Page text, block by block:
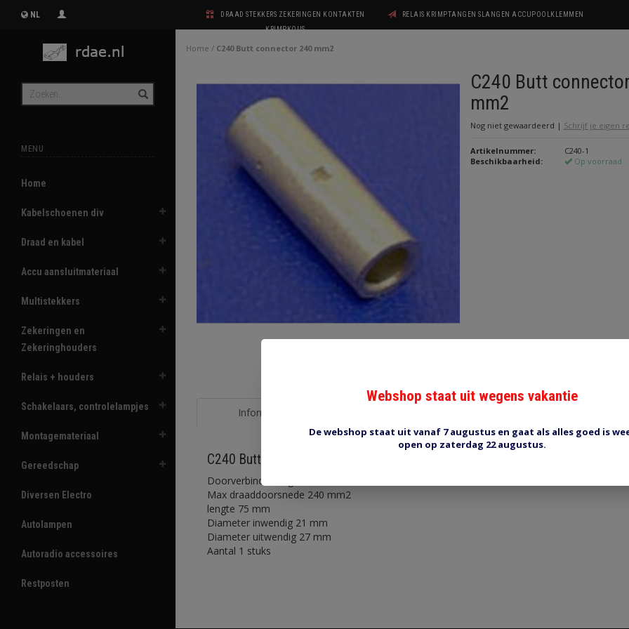
NL
DRAAD STEKKERS ZEKERINGEN KONTAKTEN
KRIMPKOUS
RELAIS KRIMPTANGEN SLANGEN ACCUPOOLKLEMMEN
MENU
Home
Kabelschoenen div
Draad en kabel
Accu aansluitmateriaal
Multistekkers
Zekeringen en
Zekeringhouders
Relais + houders
Schakelaars, controlelampjes
Montagemateriaal
Gereedschap
Diversen Electro
Autolampen
Autoradio accessoires
Restposten
Home / C240 Butt connector 240 mm2
C240 Butt
mm2
Nog niet gewaardeerd | Schrijf je eigen
Artikelnummer:
C240-1
Beschikbaarheid:
Op voorraad
Informatie
C240 Butt connector 240 mm2
Doorverbinder ongeisoleerd.
Max draaddoorsnede 240 mm2
lengte 75 mm
Diameter inwendig 21 mm
Diameter uitwendig 27 mm
Aantal 1 stuks
Webshop staat uit wegens vakantie
De webshop staat uit vanaf 7 augustus en gaat als alles goed is
open op zaterdag 22 augustus.